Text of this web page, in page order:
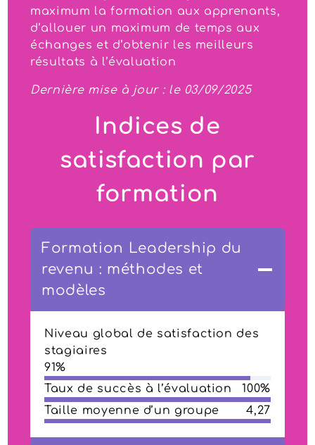
maximum la formation aux apprenants,
d’allouer un maximum de temps aux
échanges et d’obtenir les meilleurs
résultats à l’évaluation
Dernière mise à jour : le 03/09/2025
Indices de
satisfaction par
formation
Formation Leadership du
revenu : méthodes et
modèles
Niveau global de satisfaction des
stagiaires
91%
Taux de succès à l’évaluation
100%
Taille moyenne d’un groupe
4,27